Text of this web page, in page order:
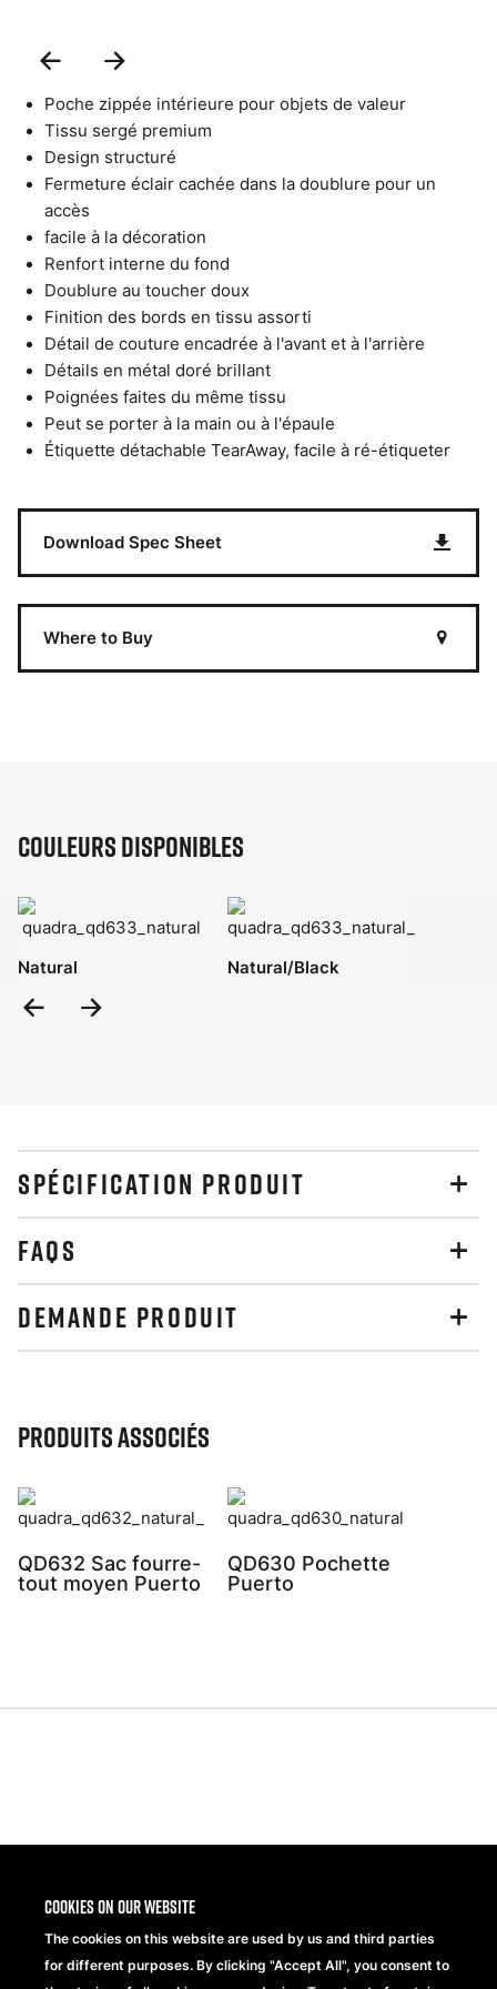
Cookies on our website
The cookies on this website are used by us and third parties
for different purposes. By clicking "Accept All", you consent to
Previous
Slide Slide
Poche zippée intérieure pour objets de valeur
Tissu sergé premium
Design structuré
Fermeture éclair cachée dans la doublure pour un
accès
facile à la décoration
Renfort interne du fond
Doublure au toucher doux
Finition des bords en tissu assorti
Détail de couture encadrée à l'avant et à l'arrière
Détails en métal doré brillant
Poignées faites du même tissu
Peut se porter à la main ou à l'épaule
Étiquette détachable TearAway, facile à ré-étiqueter
Download Spec Sheet
Where to Buy
Couleurs disponibles
Natural Natural/Black
Previous
SPÉCIFICATION PRODUIT
FAQS
DEMANDE PRODUIT
Produits associés
QD632 Sac fourre-
tout moyen Puerto
QD630 Pochette
Puerto